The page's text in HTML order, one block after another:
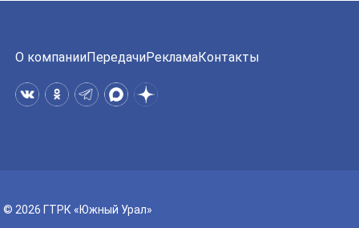
О компанииПередачиРекламаКонтакты
© 2026 ГТРК «Южный Урал»